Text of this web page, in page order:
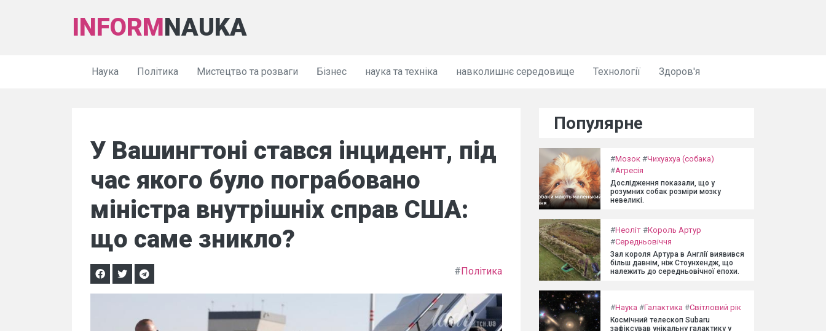
INFORMNAUKA
Наука Політика Мистецтво та розваги Бізнес наука та техніка навколишнє середовище Технології Здоров'я
У Вашингтоні стався інцидент, під
час якого було пограбовано
міністра внутрішніх справ США:
що саме зникло?
#Політика
Популярне
#Мозок #Чихуахуа (собака)
#Агресія
Дослідження показали, що у
розумних собак розміри мозку
невеликі.
#Неоліт #Король Артур
#Середньовіччя
Зал короля Артура в Англії виявився
більш давнім, ніж Стоунхендж, що
належить до середньовічної епохи.
#Наука #Галактика #Світловий рік
Космічний телескоп Subaru
зафіксував унікальну галактику у